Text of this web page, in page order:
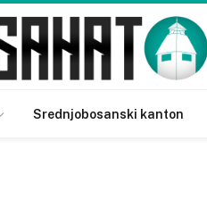
Srednjobosanski kanton